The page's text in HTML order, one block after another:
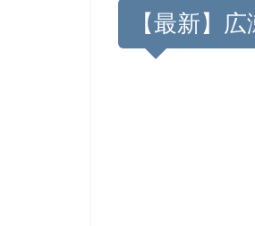
【最新】